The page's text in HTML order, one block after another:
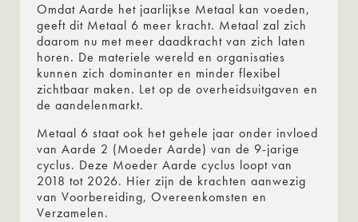
Omdat Aarde het jaarlijkse Metaal kan voeden,
geeft dit Metaal 6 meer kracht. Metaal zal zich
daarom nu met meer daadkracht van zich laten
horen. De materiele wereld en organisaties
kunnen zich dominanter en minder flexibel
zichtbaar maken. Let op de overheidsuitgaven en
de aandelenmarkt.
Metaal 6 staat ook het gehele jaar onder invloed
van Aarde 2 (Moeder Aarde) van de 9-jarige
cyclus. Deze Moeder Aarde cyclus loopt van
2018 tot 2026. Hier zijn de krachten aanwezig
van Voorbereiding, Overeenkomsten en
Verzamelen.